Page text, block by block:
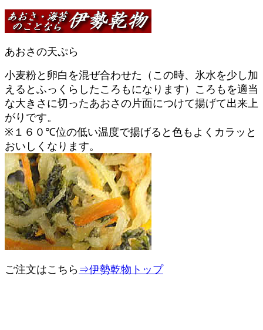
あおさの天ぷら
小麦粉と卵白を混ぜ合わせた（この時、氷水を少し加
えるとふっくらしたころもになります）ころもを適当
な大きさに切ったあおさの片面につけて揚げて出来上
がりです。
※１６０℃位の低い温度で揚げると色もよくカラッと
おいしくなります。
ご注文はこちら ⇒伊勢乾物トップ